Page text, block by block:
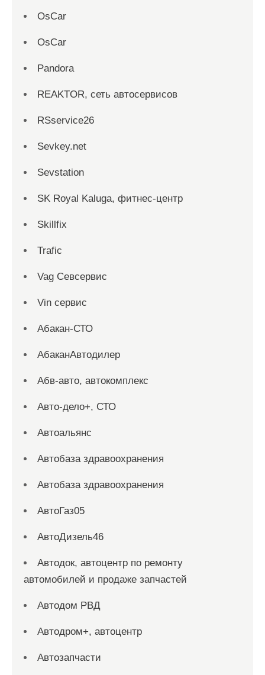
OsCar
OsCar
Pandora
REAKTOR, сеть автосервисов
RSservice26
Sevkey.net
Sevstation
SK Royal Kaluga, фитнес-центр
Skillfix
Trafic
Vag Севсервис
Vin сервис
Абакан-СТО
АбаканАвтодилер
Абв-авто, автокомплекс
Авто-дело+, СТО
Автоальянс
Автобаза здравоохранения
Автобаза здравоохранения
АвтоГаз05
АвтоДизель46
Автодок, автоцентр по ремонту
автомобилей и продаже запчастей
Автодом РВД
Автодром+, автоцентр
Автозапчасти